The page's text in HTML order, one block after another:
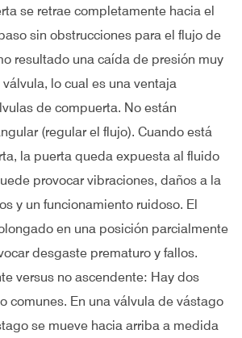
se retrae completamente hacia el
sin obstrucciones para el flujo de
resultado una caída de presión muy
lo cual es una ventaja
de compuerta. No están
(regular el flujo). Cuando está
la puerta queda expuesta al fluido
provocar vibraciones, daños a la
y un funcionamiento ruidoso. El
en una posición parcialmente
desgaste prematuro y fallos.
versus no ascendente: Hay dos
comunes. En una válvula de vástago
se mueve hacia arriba a medida